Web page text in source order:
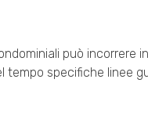
può incorrere
tempo specifiche linee